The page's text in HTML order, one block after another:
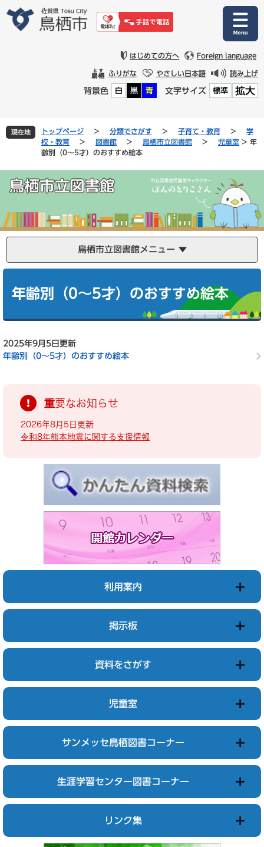
文
はじめての方へ Foreign language
ふりがな やさしい日本語 読み上げ
背景色 白 黒 青 文字サイズ 標準 拡大
現在地 トップページ > 分類でさがす > 子育て・教育 >
学
校・教育
> 図書館 > 鳥栖市立図書館 > 児童室 > 年
齢別（0～5才）のおすすめ絵本
鳥栖市立図書館メニュー
年齢別（0～5才）のおすすめ絵本
2025年9月5日更新
年齢別（0～5才）のおすすめ絵本
重要なお知らせ
2026年8月5日更新
令和8年熊本地震に関する支援情報
利用案内
掲示板
資料をさがす
児童室
サンメッセ鳥栖図書コーナー
生涯学習センター図書コーナー
リンク集